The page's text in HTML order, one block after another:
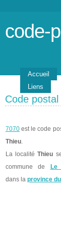
code-
Accueil
Liens
Code postal
7070 est le code
Thieu.
La localitéThieu
commune de
Le
dans la province